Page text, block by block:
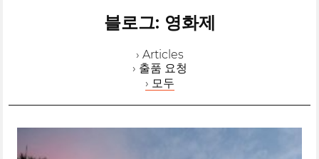
블로그: 영화제
› Articles
› 출품 요청
› 모두